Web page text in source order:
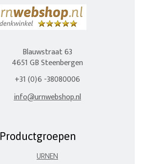
Blauwstraat 63
4651 GB Steenbergen
+31 (0)6 -38080006
info@urnwebshop.nl
Productgroepen
URNEN